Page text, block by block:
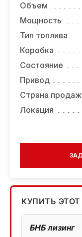
КОНТАКТЫ
Объем
Мощность
Тип топлива
Коробка
Состояние
Привод
Страна
Локация
КУПИТЬ
БНБ лизинг